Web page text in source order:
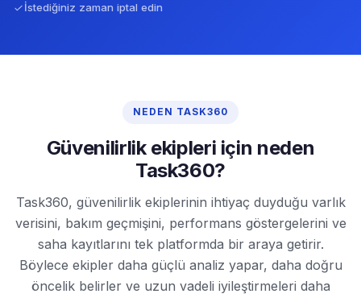
İstediğiniz zaman iptal edin
NEDEN TASK360
Güvenilirlik ekipleri için neden
Task360?
Task360, güvenilirlik ekiplerinin ihtiyaç duyduğu varlık
verisini, bakım geçmişini, performans göstergelerini ve
saha kayıtlarını tek platformda bir araya getirir.
Böylece ekipler daha güçlü analiz yapar, daha doğru
öncelik belirler ve uzun vadeli iyileştirmeleri daha